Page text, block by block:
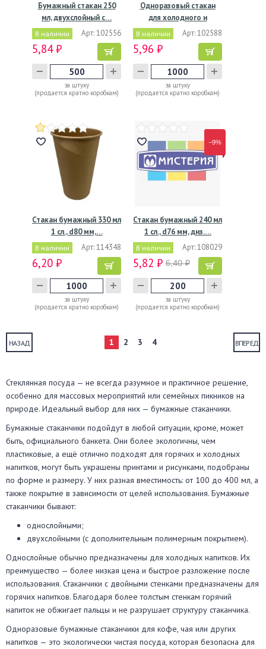
Бумажный стакан 250
мл, двухслойный с…
В наличии Арт: 102556
5,84 ₽
за штуку
(продается кратно коробкам)
Одноразовый стакан
для холодного и
горячего,…
В наличии Арт: 102588
5,96 ₽
за штуку
(продается кратно коробкам)
Стакан бумажный 330 мл
1 сл., d80 мм,…
В наличии Арт: 114348
6,20 ₽
за штуку
(продается кратно коробкам)
−9%
Стакан бумажный 240 мл
1 сл., d76 мм, диз.…
В наличии Арт: 108029
5,82 ₽ 6,40 ₽
за штуку
(продается кратно коробкам)
НАЗАД ВПЕРЕД
1 2 3 4
Стеклянная посуда — не всегда разумное и практичное решение,
особенно для массовых мероприятий или семейных пикников на
природе. Идеальный выбор для них — бумажные стаканчики.
Бумажные стаканчики подойдут в любой ситуации, кроме, может
быть, официального банкета. Они более экологичны, чем
пластиковые, а ещё отлично подходят для горячих и холодных
напитков, могут быть украшены принтами и рисунками, подобраны
по форме и размеру. У них разная вместимость: от 100 до 400 мл, а
также покрытие в зависимости от целей использования. Бумажные
стаканчики бывают:
однослойными;
двухслойными (с дополнительным полимерным покрытием).
Однослойные обычно предназначены для холодных напитков. Их
преимущество — более низкая цена и быстрое разложение после
использования. Стаканчики с двойными стенками предназначены для
горячих напитков. Благодаря более толстым стенкам горячий
напиток не обжигает пальцы и не разрушает структуру стаканчика.
Одноразовые бумажные стаканчики для кофе, чая или других
напитков — это экологически чистая посуда, которая безопасна для